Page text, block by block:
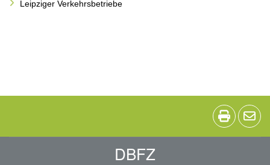
Leipziger Verkehrsbetriebe
DBFZ